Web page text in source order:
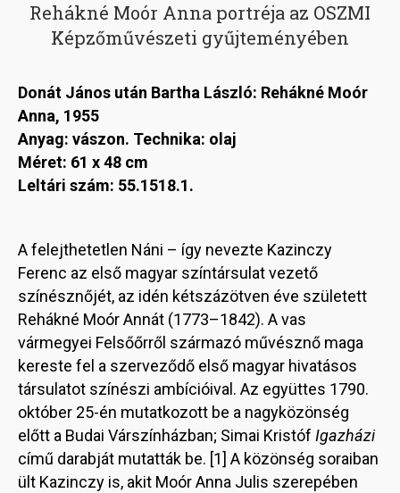
Rehákné Moór Anna portréja az OSZMI
Képzőművészeti gyűjteményében
Donát János után Bartha László: Rehákné Moór
Anna, 1955
Anyag: vászon. Technika: olaj
Méret: 61 x 48 cm
Leltári szám: 55.1518.1.
A felejthetetlen Náni – így nevezte Kazinczy
Ferenc az első magyar színtársulat vezető
színésznőjét, az idén kétszázötven éve született
Rehákné Moór Annát (1773–1842). A vas
vármegyei Felsőőrről származó művésznő maga
kereste fel a szerveződő első magyar hivatásos
társulatot színészi ambícióival. Az együttes 1790.
október 25-én mutatkozott be a nagyközönség
előtt a Budai Várszínházban; Simai Kristóf Igazházi
című darabját mutatták be. [1] A közönség soraiban
ült Kazinczy is, akit Moór Anna Julis szerepében